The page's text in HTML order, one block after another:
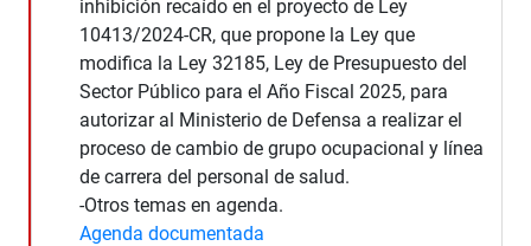
inhibición recaído en el proyecto de Ley
10413/2024-CR, que propone la Ley que
modifica la Ley 32185, Ley de Presupuesto del
Sector Público para el Año Fiscal 2025, para
autorizar al Ministerio de Defensa a realizar el
proceso de cambio de grupo ocupacional y línea
de carrera del personal de salud.
-Otros temas en agenda.
Agenda documentada